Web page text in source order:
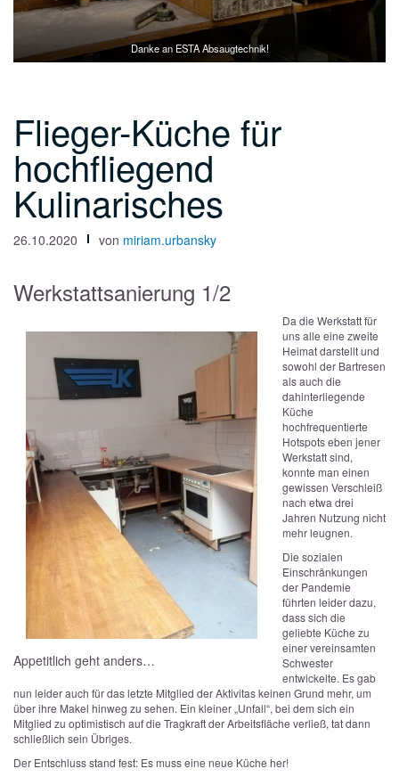
Danke an ESTA Absaugtechnik!
Flieger-Küche für
hochfliegend
Kulinarisches
26.10.2020 von miriam.urbansky
Werkstattsanierung 1/2
Appetitlich geht anders…
Da die Werkstatt für
uns alle eine zweite
Heimat darstellt und
sowohl der Bartresen
als auch die
dahinterliegende
Küche
hochfrequentierte
Hotspots eben jener
Werkstatt sind,
konnte man einen
gewissen Verschleiß
nach etwa drei
Jahren Nutzung nicht
mehr leugnen.
Die sozialen
Einschränkungen
der Pandemie
führten leider dazu,
dass sich die
geliebte Küche zu
einer vereinsamten
Schwester
entwickelte. Es gab
nun leider auch für das letzte Mitglied der Aktivitas keinen Grund mehr, um
über ihre Makel hinweg zu sehen. Ein kleiner „Unfall“, bei dem sich ein
Mitglied zu optimistisch auf die Tragkraft der Arbeitsfläche verließ, tat dann
schließlich sein Übriges.
Der Entschluss stand fest: Es muss eine neue Küche her!